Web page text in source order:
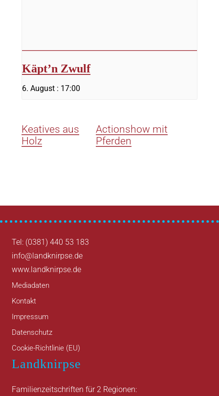
Käpt’n Zwulf
6. August : 17:00
Keatives aus
Holz
Actionshow mit
Pferden
Tel: (0381) 440 53 183
info@landknirpse.de
www.landknirpse.de
Mediadaten
Kontakt
Impressum
Datenschutz
Cookie-Richtlinie (EU)
Landknirpse
Familienzeitschriften für 2 Regionen: